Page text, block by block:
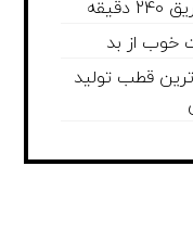
از بد
قطب تولید